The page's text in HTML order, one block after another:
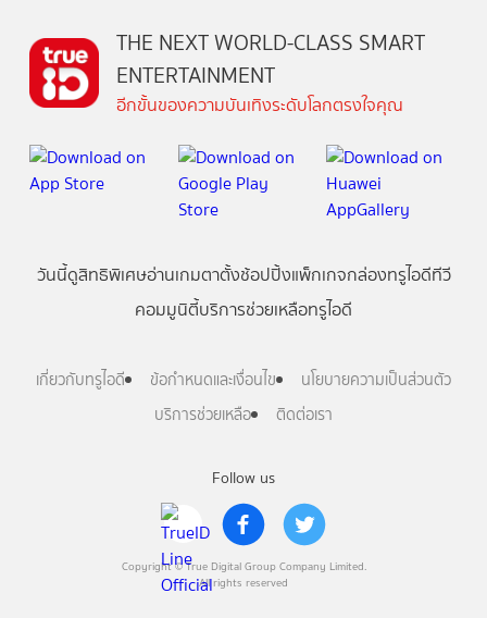
Follow us
Copyright © True Digital Group Company Limited.
All rights reserved
THE NEXT WORLD-CLASS SMART
ENTERTAINMENT
อีกขั้นของความบันเทิงระดับโลกตรงใจคุณ
วันนี้ดูสิทธิพิเศษอ่านเกมตาตั้งช้อปปิ้งแพ็กเกจกล่องทรูไอดีทีวี
คอมมูนิตี้บริการช่วยเหลือทรูไอดี
เกี่ยวกับทรูไอดี ข้อกำหนดและเงื่อนไข
นโยบายความเป็นส่วนตัว
บริการช่วยเหลือ
ติดต่อเรา